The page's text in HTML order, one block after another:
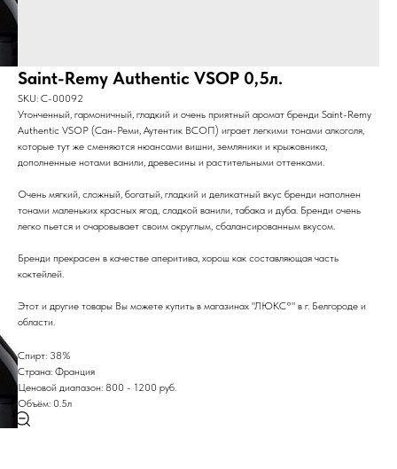
Saint-Remy Authentic VSOP 0,5л.
SKU: C-00092
Утонченный, гармоничный, гладкий и очень приятный аромат бренди Saint-Remy
Authentic VSOP (Сан-Реми, Аутентик ВСОП) играет легкими тонами алкоголя,
которые тут же сменяются нюансами вишни, земляники и крыжовника,
дополненные нотами ванили, древесины и растительными оттенками.
Очень мягкий, сложный, богатый, гладкий и деликатный вкус бренди наполнен
тонами маленьких красных ягод, сладкой ванили, табака и дуба. Бренди очень
легко пьется и очаровывает своим округлым, сбалансированным вкусом.
Бренди прекрасен в качестве аперитива, хорош как составляющая часть
коктейлей.
Этот и другие товары Вы можете купить в магазинах "ЛЮКС°" в г. Белгороде и
области.
Спирт: 38%
Страна: Франция
Ценовой диапазон: 800 - 1200 руб.
Объём: 0.5л